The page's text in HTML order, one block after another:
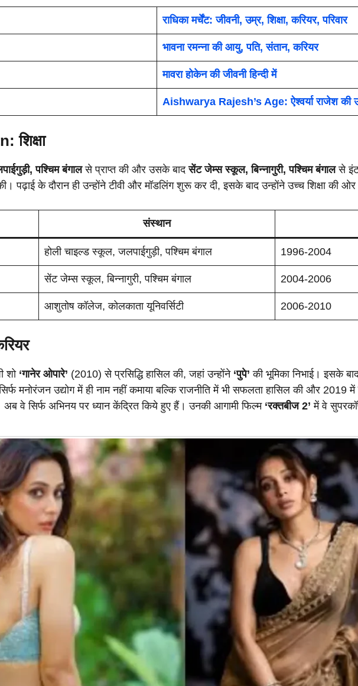
राधिका मर्चेंट: जीवनी, उम्र, शिक्षा, करियर, परिवार
भावना रमन्ना की आयु, पति, संतान, करियर
मावरा होकेन की जीवनी हिन्दी में
Aishwarya Rajesh’s Age: ऐश्वर्या राजेश की
शिक्षा
पश्चिम बंगालसे प्राप्त की और उसके बादसेंट जेम्स स्कूल, बिन्नागुरी, पश्चिम बंगालसे
पढ़ाई के दौरान ही उन्होंने टीवी और मॉडलिंग शुरू कर दी, इसके बाद उन्होंने उच्च शिक्षा की ओर
संस्थान
होली चाइल्ड स्कूल, जलपाईगुड़ी, पश्चिम बंगाल 1996-2004
सेंट जेम्स स्कूल, बिन्नागुरी, पश्चिम बंगाल 2004-2006
आशुतोष कॉलेज, कोलकाता यूनिवर्सिटी 2006-2010
शो ‘गानेर ओपारे’ (2010) से प्रसिद्धि हासिल की, जहां उन्होंने ‘पुपे’ की भूमिका निभाई। इसके
मनोरंजन उद्योग में ही नाम नहीं कमाया बल्कि राजनीति में भी सफलता हासिल की और 2019 में
वे सिर्फ अभिनय पर ध्यान केंद्रित किये हुए हैं। उनकी आगामी फिल्म ‘रक्तबीज 2’ में वे